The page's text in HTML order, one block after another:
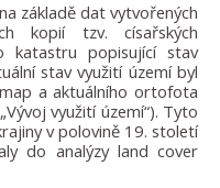
základě dat vytvořených
kopií tzv. císařských
katastru popisující stav
stav využití území byl
a aktuálního ortofota
využití území“). Tyto
v polovině 19. století
do analýzy land cover